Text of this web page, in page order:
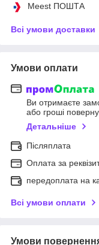
Meest ПОШТА
Всі умови доставки
Умови оплати
Ви отримаєте
або гроші
Детальніше
Післяплата
Оплата за
передоплата на
Всі умови оплати
Умови